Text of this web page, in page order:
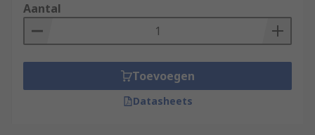
Aantal
Toevoegen
Datasheets